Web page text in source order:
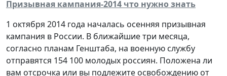
Призывная кампания-2014 что нужно знать
1 октября 2014 года началась осенняя призывная
кампания в России. В ближайшие три месяца,
согласно планам Генштаба, на военную службу
отправятся 154 100 молодых россиян. Положена ли
вам отсрочка или вы подлежите освобождению от